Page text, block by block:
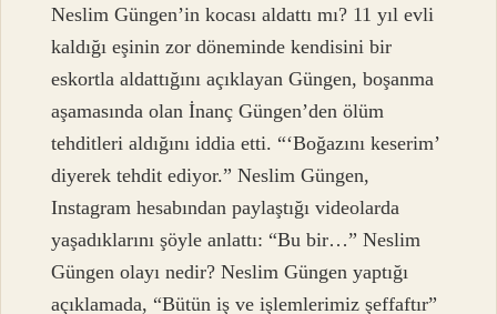
Neslim Güngen’in kocası aldattı mı? 11 yıl evli
kaldığı eşinin zor döneminde kendisini bir
eskortla aldattığını açıklayan Güngen, boşanma
aşamasında olan İnanç Güngen’den ölüm
tehditleri aldığını iddia etti. “‘Boğazını keserim’
diyerek tehdit ediyor.” Neslim Güngen,
Instagram hesabından paylaştığı videolarda
yaşadıklarını şöyle anlattı: “Bu bir…” Neslim
Güngen olayı nedir? Neslim Güngen yaptığı
açıklamada, “Bütün iş ve işlemlerimiz şeffaftır”